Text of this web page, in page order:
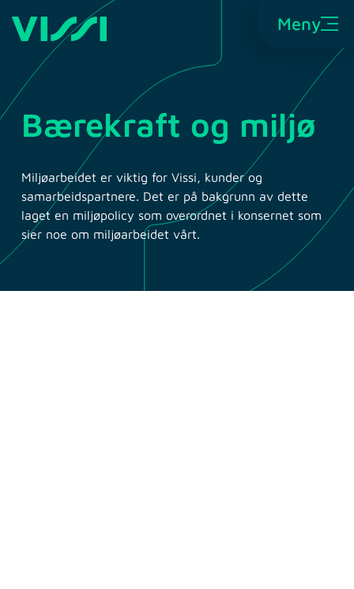
Meny
Bærekraft og miljø
Miljøarbeidet er viktig for Vissi, kunder og
samarbeidspartnere. Det er på bakgrunn av dette
laget en miljøpolicy som overordnet i konsernet som
sier noe om miljøarbeidet vårt.